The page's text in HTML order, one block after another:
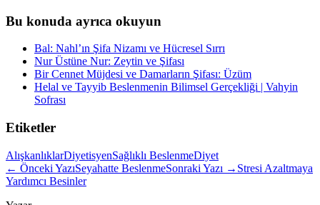
Bu konuda ayrıca okuyun
Bal: Nahl’ın Şifa Nizamı ve Hücresel Sırrı
Nur Üstüne Nur: Zeytin ve Şifası
Bir Cennet Müjdesi ve Damarların Şifası: Üzüm
Helal ve Tayyib Beslenmenin Bilimsel Gerçekliği | Vahyin
Sofrası
Etiketler
AlışkanlıklarDiyetisyenSağlıklı BeslenmeDiyet
← Önceki YazıSeyahatte BeslenmeSonraki Yazı → Stresi Azaltmaya
Yardımcı Besinler